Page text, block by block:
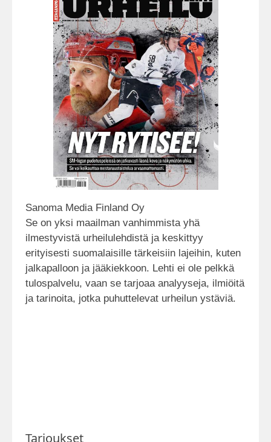
Sanoma Media Finland Oy
Se on yksi maailman vanhimmista yhä
ilmestyvistä urheilulehdistä ja keskittyy
erityisesti suomalaisille tärkeisiin lajeihin, kuten
jalkapalloon ja jääkiekkoon. Lehti ei ole pelkkä
tulospalvelu, vaan se tarjoaa analyyseja, ilmiöitä
ja tarinoita, jotka puhuttelevat urheilun ystäviä.
Tarjoukset